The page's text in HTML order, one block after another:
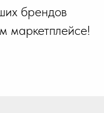
брендов
маркетплейсе!